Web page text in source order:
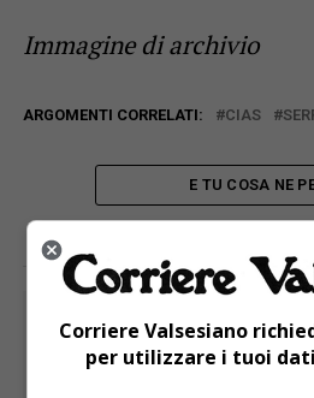
Immagine di archivio
ARGOMENTI CORRELATI: CIAS
E TU COSA NE
Corriere Valsesiano
per utilizzare i tuoi